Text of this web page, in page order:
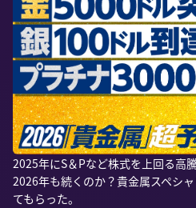
2025年にS＆Pなど株式を上回る高
2026年も続くのか？貴金属スペシ
てもらった。